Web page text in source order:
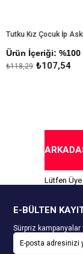
İçeriği: %100
₺107,54
Lütfen Üye
E-BÜLTEN
Sürpriz